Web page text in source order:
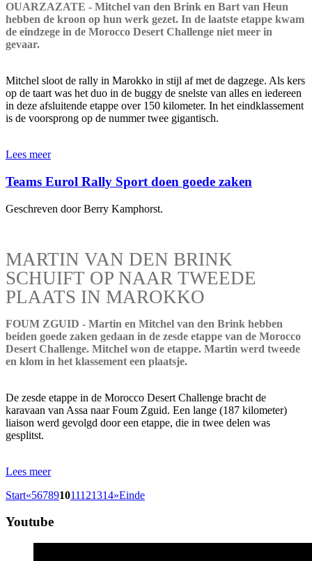
OUARZAZATE - Mitchel van den Brink en Bart van Heun
hebben de kroon op hun werk gezet. In de laatste etappe kwam
de eindzege in de Morocco Desert Challenge niet meer in
gevaar.
Mitchel sloot de rally in Marokko in stijl af met de dagzege. Als kers
op de taart was het duo in de buggy de snelste van alles en iedereen
in deze afsluitende etappe over 150 kilometer. In het eindklassement
is de voorsprong op de nummer twee gigantisch.
Lees meer
Teams Eurol Rally Sport doen goede zaken
Geschreven door Berry Kamphorst.
MARTIN VAN DEN BRINK
SCHUIFT OP NAAR TWEEDE
PLAATS IN MAROKKO
FOUM ZGUID - Martin en Mitchel van den Brink hebben
beiden goede zaken gedaan in de zesde etappe van de Morocco
Desert Challenge. Mitchel won de etappe. Martin werd tweede
en klom in het klassement een plaatsje.
De zesde etappe in de Morocco Desert Challenge bracht de
karavaan van Assa naar Foum Zguid. Een lange (187 kilometer)
liaison werd gevolgd door een etappe, die in twee delen was
gesplitst.
Lees meer
Start«567891011121314»Einde
Youtube